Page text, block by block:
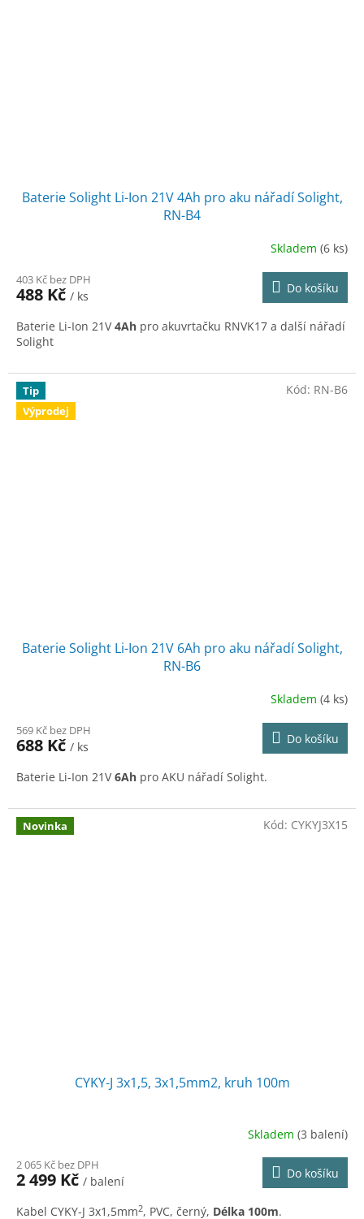
Baterie Solight Li-Ion 21V 4Ah pro aku nářadí Solight,
RN-B4
Skladem (6 ks)
403 Kč bez DPH
488 Kč / ks
Do košíku
Baterie Li-Ion 21V4Ah pro akuvrtačku RNVK17 a další nářadí
Solight
Tip
Výprodej
Baterie Solight Li-Ion 21V 6Ah pro aku nářadí Solight,
RN-B6
Skladem (4 ks)
569 Kč bez DPH
688 Kč / ks
Do košíku
Baterie Li-Ion 21V6Ah pro AKU nářadí Solight.
Kód: RN-B6
Novinka
CYKY-J 3x1,5, 3x1,5mm2, kruh 100m
Skladem (3 balení)
2 065 Kč bez DPH
2 499 Kč / balení
Do košíku
Kabel CYKY-J 3x1,5mm2, PVC, černý, Délka 100m.
Kód: CYKYJ3X15